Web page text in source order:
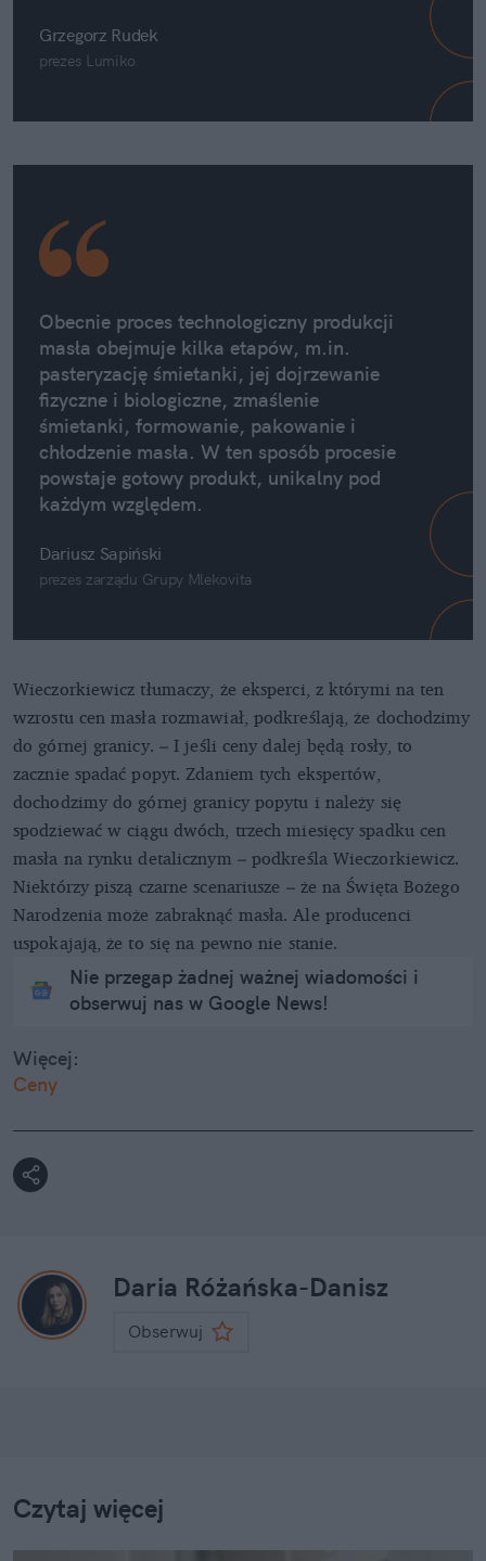
Grzegorz Rudek
prezes Lumiko
Dariusz Sapiński
prezes zarządu Grupy Mlekovita
Obecnie proces technologiczny produkcji
masła obejmuje kilka etapów, m.in.
pasteryzację śmietanki, jej dojrzewanie
fizyczne i biologiczne, zmaślenie
śmietanki, formowanie, pakowanie i
chłodzenie masła. W ten sposób procesie
powstaje gotowy produkt, unikalny pod
każdym względem.
Wieczorkiewicz tłumaczy, że eksperci, z którymi na ten
wzrostu cen masła rozmawiał, podkreślają, że dochodzimy
do górnej granicy. – I jeśli ceny dalej będą rosły, to
zacznie spadać popyt. Zdaniem tych ekspertów,
dochodzimy do górnej granicy popytu i należy się
spodziewać w ciągu dwóch, trzech miesięcy spadku cen
masła na rynku detalicznym – podkreśla Wieczorkiewicz.
Niektórzy piszą czarne scenariusze – że na Święta Bożego
Narodzenia może zabraknąć masła. Ale producenci
uspokajają, że to się na pewno nie stanie.
Nie przegap żadnej ważnej wiadomości i
obserwuj nas w Google News!
Więcej:
Ceny
Daria Różańska-Danisz
Obserwuj
Czytaj więcej